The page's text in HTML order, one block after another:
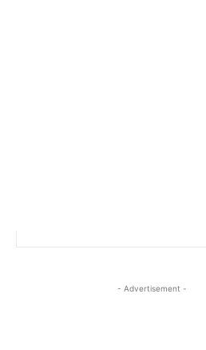
- Advertisement -